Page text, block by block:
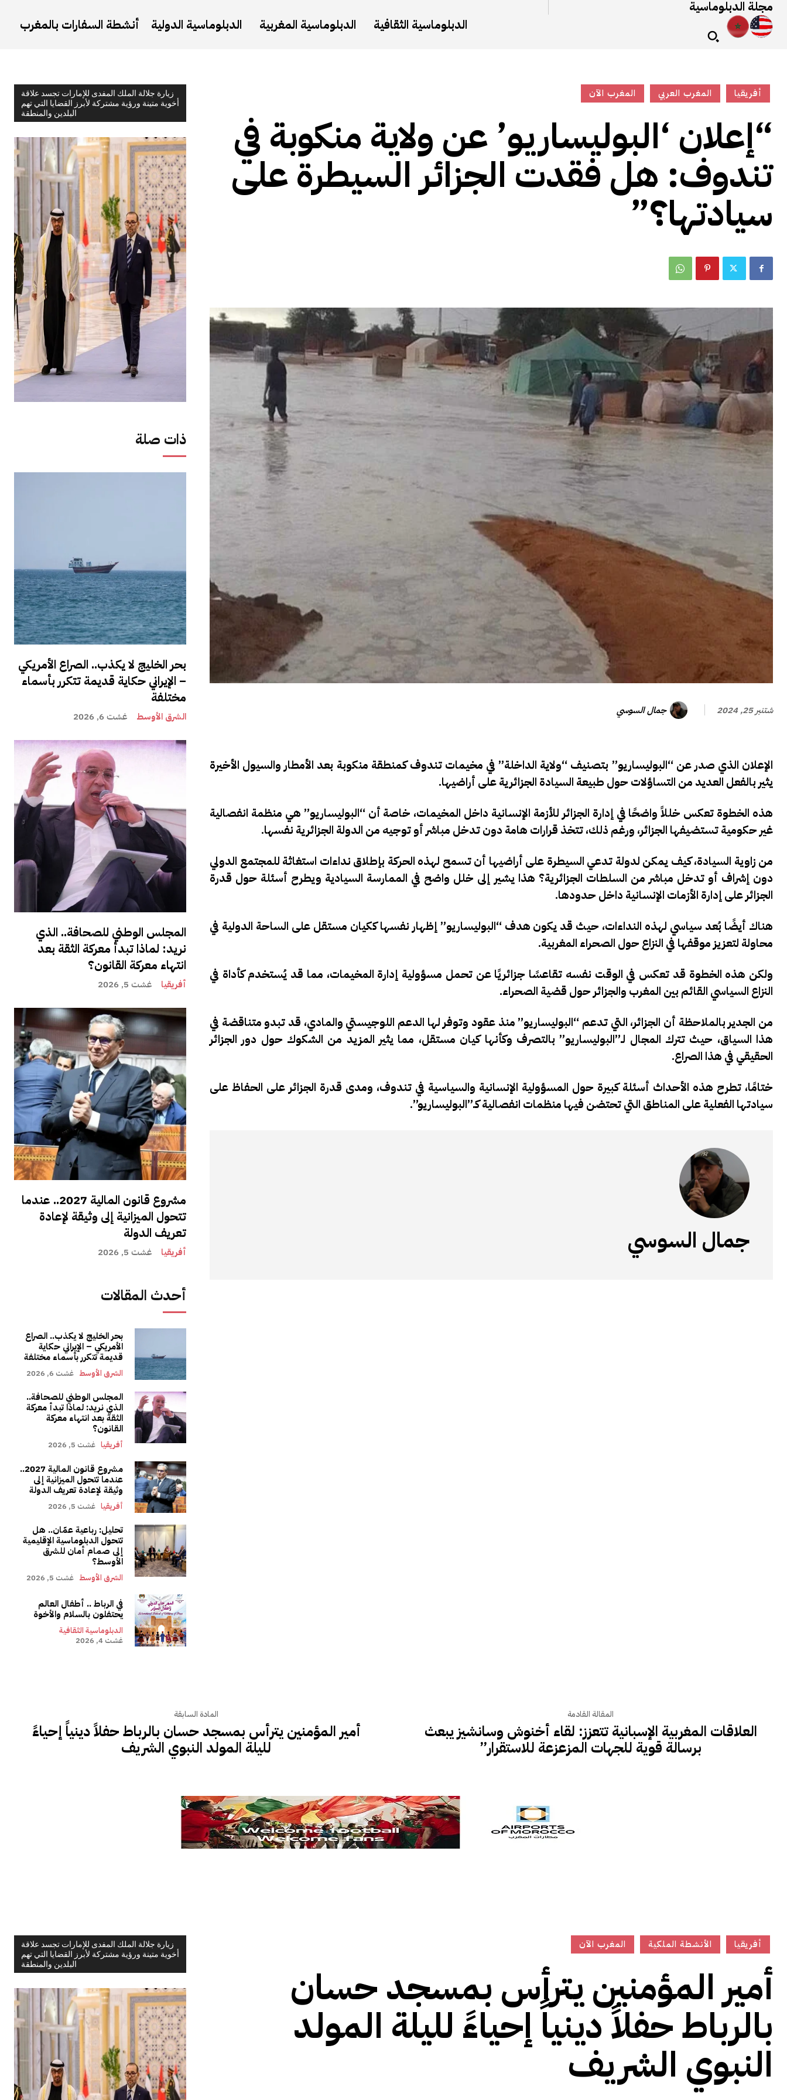
مجلة الدبلوماسية
الدبلوماسية الثقافية
الدبلوماسية المغربية الدبلوماسية الدولية أنشطة السفارات بالمغرب
زيارة جلالة الملك المفدى للإمارات تجسد علاقة
أخوية متينة ورؤية مشتركة لأبرز القضايا التي تهم
البلدين والمنطقة
ذات صلة
بحر الخليج لا يكذب.. الصراع الأمريكي
– الإيراني حكاية قديمة تتكرر بأسماء
مختلفة
الشرق الأوسط غشت 6, 2026
المجلس الوطني للصحافة.. الذي
نريد: لماذا تبدأ معركة الثقة بعد
انتهاء معركة القانون؟
أفريقيا غشت 5, 2026
مشروع قانون المالية 2027.. عندما
تتحول الميزانية إلى وثيقة لإعادة
تعريف الدولة
أفريقيا غشت 5, 2026
أحدث المقالات
بحر الخليج لا يكذب.. الصراع
الأمريكي – الإيراني حكاية
قديمة تتكرر بأسماء مختلفة
الشرق الأوسط غشت 6, 2026
المجلس الوطني للصحافة..
الذي نريد: لماذا تبدأ معركة
الثقة بعد انتهاء معركة
القانون؟
أفريقيا غشت 5, 2026
مشروع قانون المالية 2027..
عندما تتحول الميزانية إلى
وثيقة لإعادة تعريف الدولة
أفريقيا غشت 5, 2026
تحليل: رباعية عمّان.. هل
تتحول الدبلوماسية الإقليمية
إلى صمام أمان للشرق
الأوسط؟
الشرق الأوسط غشت 5, 2026
في الرباط .. أطفال العالم
يحتفلون بالسلام والأخوة
الدبلوماسية الثقافية
غشت 4, 2026
أفريقيا المغرب العربي المغرب الآن
“إعلان ‘البوليساريو’ عن ولاية منكوبة في
تندوف: هل فقدت الجزائر السيطرة على
سيادتها؟”
شتنبر 25, 2024 جمال السوسي
الإعلان الذي صدر عن “البوليساريو” بتصنيف “ولاية الداخلة” في مخيمات تندوف كمنطقة منكوبة بعد الأمطار والسيول الأخيرة
يثير بالفعل العديد من التساؤلات حول طبيعة السيادة الجزائرية على أراضيها.
هذه الخطوة تعكس خللاً واضحًا في إدارة الجزائر للأزمة الإنسانية داخل المخيمات، خاصة أن “البوليساريو” هي منظمة انفصالية
غير حكومية تستضيفها الجزائر، ورغم ذلك، تتخذ قرارات هامة دون تدخل مباشر أو توجيه من الدولة الجزائرية نفسها.
من زاوية السيادة، كيف يمكن لدولة تدعي السيطرة على أراضيها أن تسمح لهذه الحركة بإطلاق نداءات استغاثة للمجتمع الدولي
دون إشراف أو تدخل مباشر من السلطات الجزائرية؟ هذا يشير إلى خلل واضح في الممارسة السيادية ويطرح أسئلة حول قدرة
الجزائر على إدارة الأزمات الإنسانية داخل حدودها.
هناك أيضًا بُعد سياسي لهذه النداءات، حيث قد يكون هدف “البوليساريو” إظهار نفسها ككيان مستقل على الساحة الدولية في
محاولة لتعزيز موقفها في النزاع حول الصحراء المغربية.
ولكن هذه الخطوة قد تعكس في الوقت نفسه تقاعسًا جزائريًا عن تحمل مسؤولية إدارة المخيمات، مما قد يُستخدم كأداة في
النزاع السياسي القائم بين المغرب والجزائر حول قضية الصحراء.
من الجدير بالملاحظة أن الجزائر، التي تدعم “البوليساريو” منذ عقود وتوفر لها الدعم اللوجيستي والمادي، قد تبدو متناقضة في
هذا السياق، حيث تترك المجال لـ”البوليساريو” بالتصرف وكأنها كيان مستقل، مما يثير المزيد من الشكوك حول دور الجزائر
الحقيقي في هذا الصراع.
ختامًا، تطرح هذه الأحداث أسئلة كبيرة حول المسؤولية الإنسانية والسياسية في تندوف، ومدى قدرة الجزائر على الحفاظ على
سيادتها الفعلية على المناطق التي تحتضن فيها منظمات انفصالية كـ”البوليساريو”.
جمال السوسي
المادة السابقة
أمير المؤمنين يترأس بمسجد حسان بالرباط حفلاً دينياً إحياءً
لليلة المولد النبوي الشريف
المقالة القادمة
العلاقات المغربية الإسبانية تتعزز: لقاء أخنوش وسانشيز يبعث
برسالة قوية للجهات المزعزعة للاستقرار”